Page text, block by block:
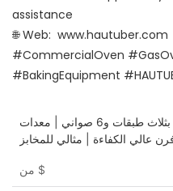
assistance
🌐 Web: www.hautuber.com
#CommercialOven
#BakingEquipment
فرن كهربائي بثلاث طبقات و6 صواني | معدات
عالي الكفاءة | مثالي للمخابز
$